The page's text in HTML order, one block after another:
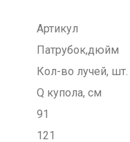
Артикул
Патрубок,дюйм
Кол-во лучей, шт.
Q купола, см
91
121